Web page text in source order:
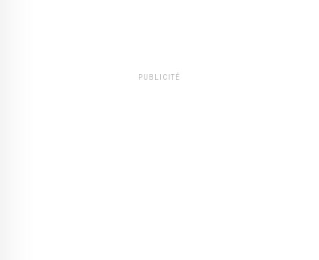
PUBLICITÉ